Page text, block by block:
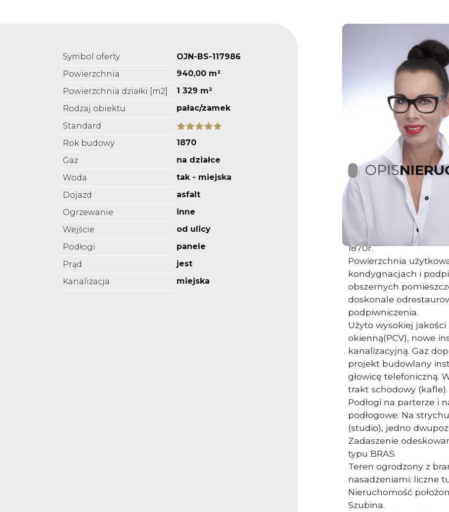
Symbol oferty
OJN-BS-117986
Powierzchnia
940,00 m²
Powierzchnia działki [m2]
1 329 m²
Rodzaj obiektu
pałac/zamek
Standard
Rok budowy
1870
Gaz
na działce
Woda
tak - miejska
Dojazd
asfalt
Ogrzewanie
inne
Wejście
od ulicy
Podłogi
panele
Prąd
jest
Kanalizacja
miejska
OPIS
Na sprzedaż
Odrestaurowany pod
szczególną dbałością
1870r.
Powierzchnia
kondygnacjach i
obszernych
doskonale
podpiwniczenia.
Użyto wysokiej
okienną(PCV), nowe
kanalizacyjną. Gaz
projekt budowlany
głowicę telefoniczną.
trakt schodowy (kafle).
Podłogi na parterze i
podłogowe. Na
(studio), jedno
Zadaszenie
typu BRAS.
Teren ogrodzony z
nasadzeniami: liczne
Nieruchomość
Szubina.